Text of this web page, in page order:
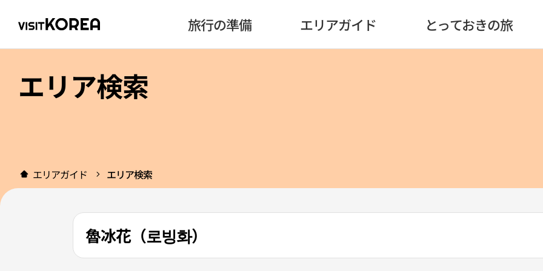
旅行の準備 エリアガイド とっておきの旅
エリア検索
エリアガイド エリア検索
魯冰花（로빙화）